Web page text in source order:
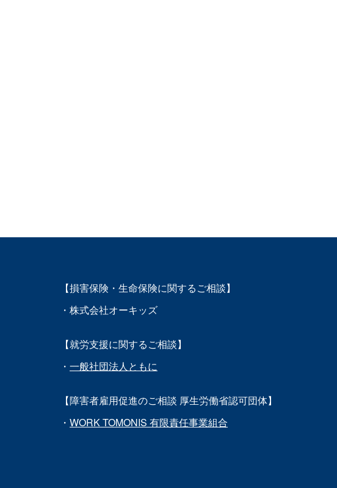
【損害保険・生命保険に関するご相談】
・株式会社オーキッズ
【就労支援に関するご相談】
・ 一般社団法人ともに
【障害者雇用促進のご相談 厚生労働省認可団体】
・ WORK TOMONIS 有限責任事業組合